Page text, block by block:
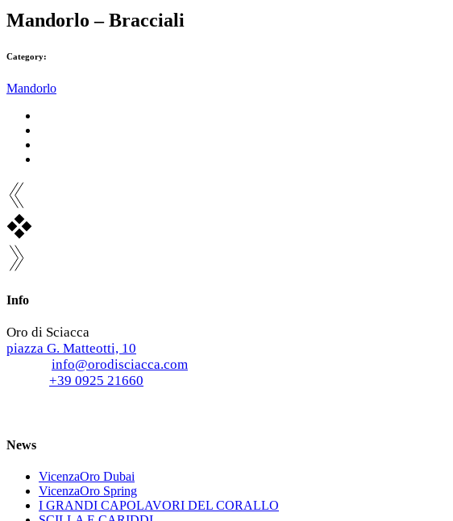
Mandorlo – Bracciali
Category:
Mandorlo
Info
Oro di Sciacca
piazza G. Matteotti, 10
info@orodisciacca.com
+39 0925 21660
News
VicenzaOro Dubai
VicenzaOro Spring
I GRANDI CAPOLAVORI DEL CORALLO